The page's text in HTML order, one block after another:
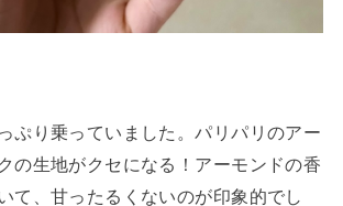
ぷり乗っていました。パリパリのアー
の生地がクセになる！アーモンドの香
て、甘ったるくないのが印象的でし